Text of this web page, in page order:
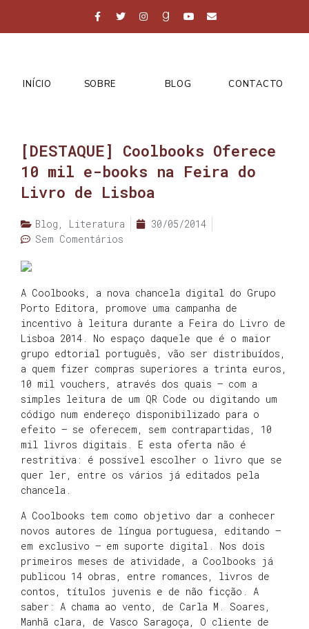
INÍCIO SOBRE BLOG CONTACTO
[DESTAQUE] Coolbooks Oferece
10 mil e-books na Feira do
Livro de Lisboa
Blog , Literatura
30/05/2014
Sem Comentários
A Coolbooks, a nova chancela digital do Grupo
Porto Editora, promove uma campanha de
incentivo à leitura durante a Feira do Livro de
Lisboa 2014. No espaço daquele que é o maior
grupo edtorial português, vão ser distribuídos,
a quem fizer compras superiores a trinta euros,
10 mil vouchers, através dos quais – com a
simples leitura de um QR Code ou digitando um
código num endereço disponibilizado para o
efeito – se oferecem, sem contrapartidas, 10
mil livros digitais. E esta oferta não é
restritiva: é possível escolher o livro que se
quer ler, entre os vários já editados pela
chancela.
A Coolbooks tem como objetivo dar a conhecer
novos autores de língua portuguesa, editando –
em exclusivo – em suporte digital. Nos dois
primeiros meses de atividade, a Coolbooks já
publicou 14 obras, entre romances, livros de
contos, títulos juvenis e de não ficção. A
saber: A chama ao vento, de Carla M. Soares,
Manhã clara, de Vasco Saragoça, O cliente de